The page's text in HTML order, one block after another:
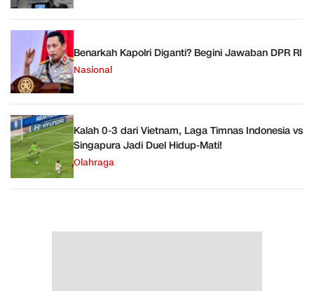
Benarkah Kapolri Diganti? Begini Jawaban DPR RI
Nasional
Kalah 0-3 dari Vietnam, Laga Timnas Indonesia vs
Singapura Jadi Duel Hidup-Mati!
Olahraga